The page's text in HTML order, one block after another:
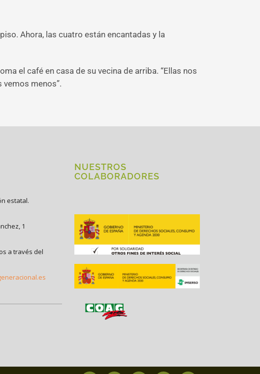
Ahora, las cuatro están encantadas y la
el café en casa de su vecina de arriba. “Ellas nos
vemos menos”.
estatal.
1
a través del
NUESTROS
COLABORADORES